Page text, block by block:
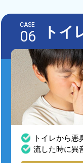
CASE
06 トイ
トイレから悪
流した時に異